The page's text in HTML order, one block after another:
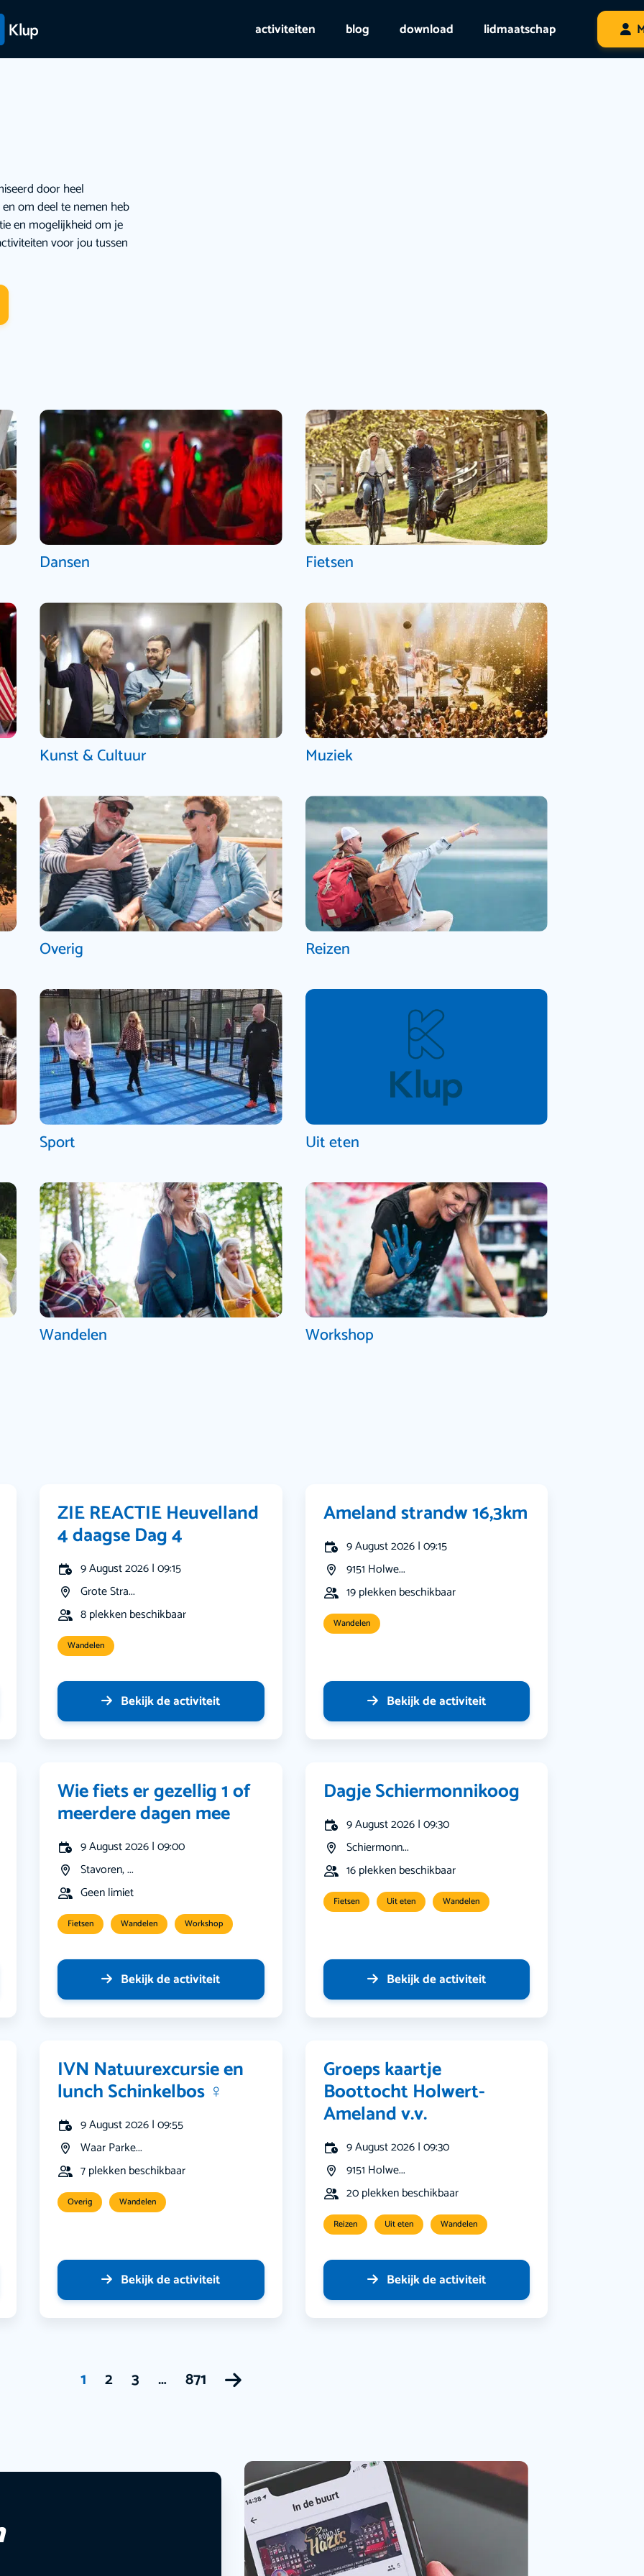
activiteiten blog download lidmaatschap
door heel
om deel te nemen heb
en mogelijkheid om je
voor jou tussen
Dansen Fietsen
Kunst & Cultuur Muziek
Overig Reizen
Sport Uit eten
Wandelen Workshop
ZIE REACTIE Heuvelland
4 daagse Dag 4
9 August 2026 | 09:15
Grote Stra...
8 plekken beschikbaar
Wandelen
Bekijk de activiteit
Ameland strandw 16,3km
9 August 2026 | 09:15
9151 Holwe...
19 plekken beschikbaar
Wandelen
Bekijk de activiteit
Wie fiets er gezellig 1 of
meerdere dagen mee
9 August 2026 | 09:00
Stavoren, ...
Geen limiet
Fietsen Wandelen Workshop
Bekijk de activiteit
Dagje Schiermonnikoog
9 August 2026 | 09:30
Schiermonn...
16 plekken beschikbaar
Fietsen Uit eten Wandelen
Bekijk de activiteit
IVN Natuurexcursie en
lunch Schinkelbos ‍♀️
9 August 2026 | 09:55
Waar Parke...
7 plekken beschikbaar
Overig Wandelen
Bekijk de activiteit
Groeps kaartje
Boottocht Holwert-
Ameland v.v.
9 August 2026 | 09:30
9151 Holwe...
20 plekken beschikbaar
Reizen Uit eten Wandelen
Bekijk de activiteit
1 2 3 … 871